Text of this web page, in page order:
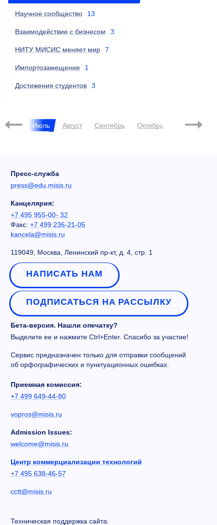
Научное сообщество 13
Взаимодействие с бизнесом 3
НИТУ МИСИС меняет мир 7
Импортозамещение 1
Достижения студентов 3
Июнь Июль Август Сентябрь Октябрь Ноябрь
Пресс-служба
press@edu.misis.ru
Канцелярия:
+7 495 955-00- 32
Факс: +7 499 236-21-05
kancela@misis.ru
119049, Москва, Ленинский пр-кт, д. 4, стр. 1
НАПИСАТЬ НАМ
ПОДПИСАТЬСЯ НА РАССЫЛКУ
Бета-версия. Нашли опечатку?
Выделите ее и нажмите Ctrl+Enter. Спасибо за участие!
Сервис предназначен только для отправки сообщений
об орфографических и пунктуационных ошибках.
Приемная комиссия:
+7 499 649-44-80
vopros@misis.ru
Admission Issues:
welcome@misis.ru
Центр коммерциализации технологий
+7 495 638-46-57
cctt@misis.ru
Техническая поддержка сайта: